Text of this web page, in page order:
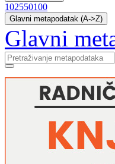
102550100
Glavni metapodatak (A->Z)
Glavni